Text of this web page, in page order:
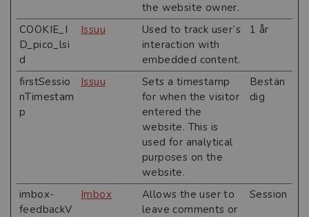
the website owner.
COOKIE_I
D_pico_lsi
d
Issuu
Used to track user’s
interaction with
embedded content.
1 år
firstSessio
nTimestam
p
Issuu
Sets a timestamp
for when the visitor
entered the
website. This is
used for analytical
purposes on the
website.
Bestän
dig
imbox-
feedbackV
Imbox
Allows the user to
leave comments or
Session